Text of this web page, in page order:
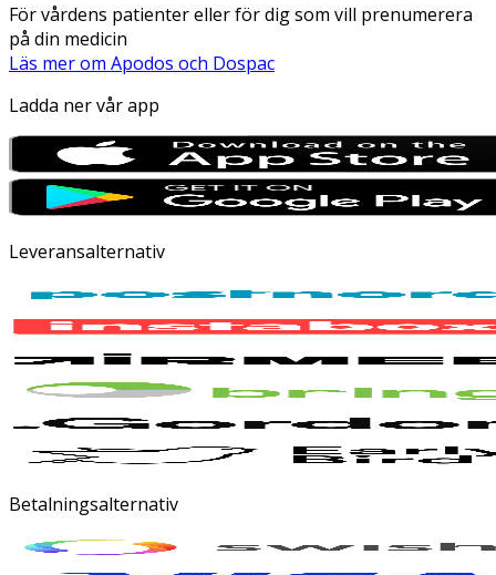
För vårdens patienter eller för dig som vill prenumerera
på din medicin
Läs mer om Apodos och Dospac
Ladda ner vår app
Leveransalternativ
Betalningsalternativ